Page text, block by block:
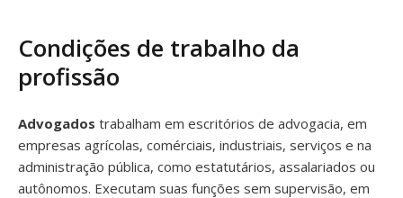
Condições de trabalho da
profissão
Advogados trabalham em escritórios de advogacia, em
empresas agrícolas, comérciais, industriais, serviços e na
administração pública, como estatutários, assalariados ou
autônomos. Executam suas funções sem supervisão, em